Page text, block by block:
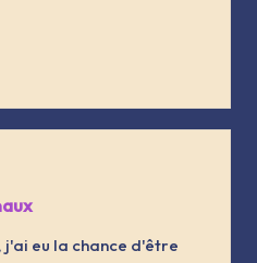
j'ai eu la chance d'être